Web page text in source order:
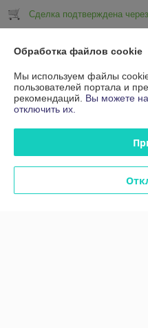
Сделка подтверждена
Показать
О нас
Контакты
Доставка и оплата
График работы
Обработка файлов cookie
Мы используем файлы
пользователей портала и
рекомендаций. Вы можете
отключить их.